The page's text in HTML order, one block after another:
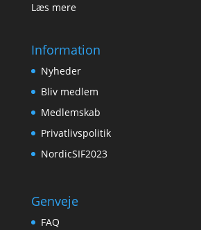
Læs mere
Information
Nyheder
Bliv medlem
Medlemskab
Privatlivspolitik
NordicSIF2023
Genveje
FAQ